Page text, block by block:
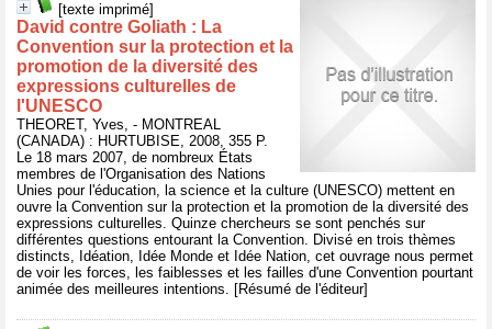
[texte imprimé]
David contre Goliath : La
Convention sur la protection et la
promotion de la diversité des
expressions culturelles de
l'UNESCO
THEORET, Yves, - MONTREAL
(CANADA) : HURTUBISE, 2008, 355 P.
Le 18 mars 2007, de nombreux États
membres de l'Organisation des Nations
Unies pour l'éducation, la science et la culture (UNESCO) mettent en
ouvre la Convention sur la protection et la promotion de la diversité des
expressions culturelles. Quinze chercheurs se sont penchés sur
différentes questions entourant la Convention. Divisé en trois thèmes
distincts, Idéation, Idée Monde et Idée Nation, cet ouvrage nous permet
de voir les forces, les faiblesses et les failles d'une Convention pourtant
animée des meilleures intentions. [Résumé de l'éditeur]